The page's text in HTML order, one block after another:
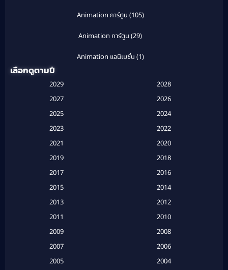
Animation การ์ตูน (105)
Animation การ์ตูน (29)
Animation แอนิเมชั่น (1)
Based on a True Story สร้างจากเรื่องจริง(2)
Based on a True Story เรื่องจริง (16)
เลือกดูตามปี
2029
2028
2027
2026
2025
2024
2023
2022
2021
2020
2019
2018
2017
2016
2015
2014
2013
2012
2011
2010
2009
2008
2007
2006
2005
2004